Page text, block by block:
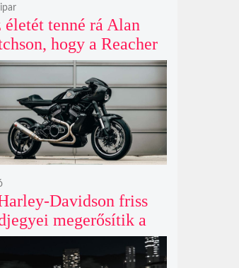
életét tenné rá Alan
hogy a Reacher
évada mindent
Davidson friss
megerősítik a
café racer és
tracker szériagyártását